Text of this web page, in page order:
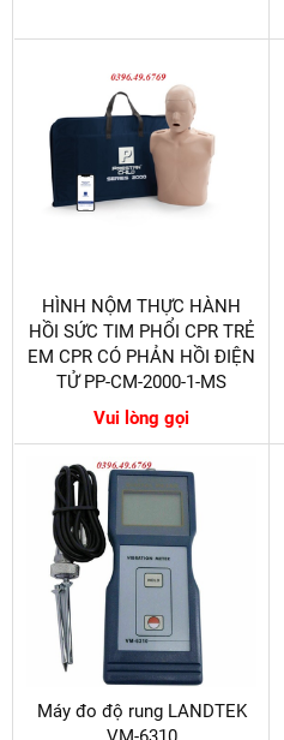
HÌNH NỘM THỰC HÀNH
HỒI SỨC TIM PHỔI CPR TRẺ
EM CPR CÓ PHẢN HỒI ĐIỆN
TỬ PP-CM-2000-1-MS
Vui lòng gọi
Máy đo độ rung LANDTEK